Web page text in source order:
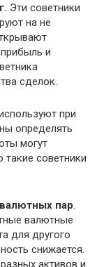
Эти советники
на не
и
сделок.
при
определять
могут
такие советники
пар.
валютные
для другого
снижается.
активов и